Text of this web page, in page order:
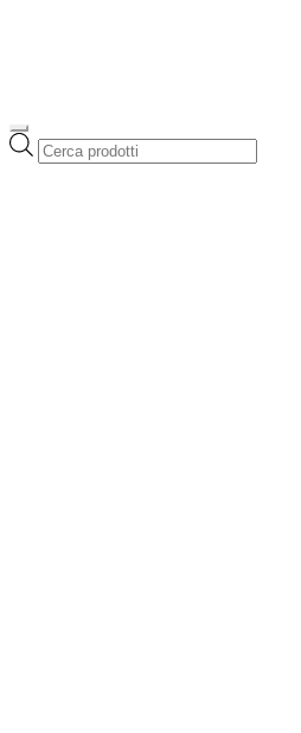
Ricerca
prodotti